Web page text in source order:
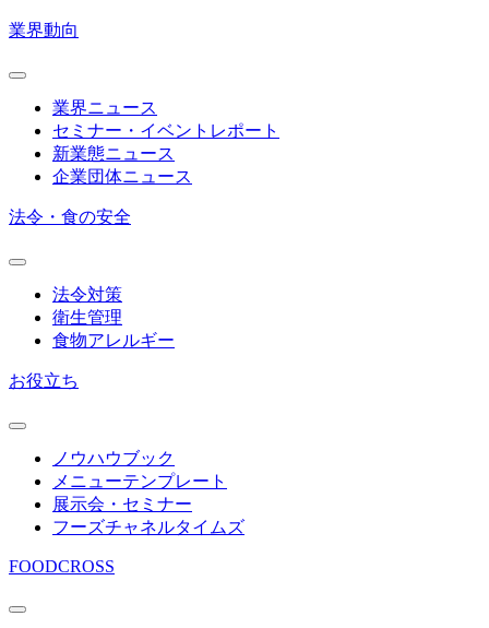
業界動向
業界ニュース
セミナー・イベントレポート
新業態ニュース
企業団体ニュース
法令・食の安全
法令対策
衛生管理
食物アレルギー
お役立ち
ノウハウブック
メニューテンプレート
展示会・セミナー
フーズチャネルタイムズ
FOODCROSS